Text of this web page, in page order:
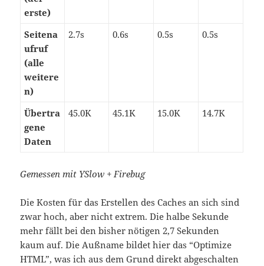
erste)
Seitena
ufruf
(alle
weitere
n)
2.7s 0.6s 0.5s 0.5s
Übertra
gene
Daten
45.0K 45.1K 15.0K 14.7K
Gemessen mit YSlow + Firebug
Die Kosten für das Erstellen des Caches an sich sind
zwar hoch, aber nicht extrem. Die halbe Sekunde
mehr fällt bei den bisher nötigen 2,7 Sekunden
kaum auf. Die Außname bildet hier das “Optimize
HTML”, was ich aus dem Grund direkt abgeschalten